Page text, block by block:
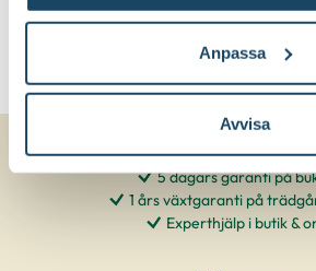
Anpassa
Avvisa
5 dagars garanti på
1 års växtgaranti på
Experthjälp i butik &